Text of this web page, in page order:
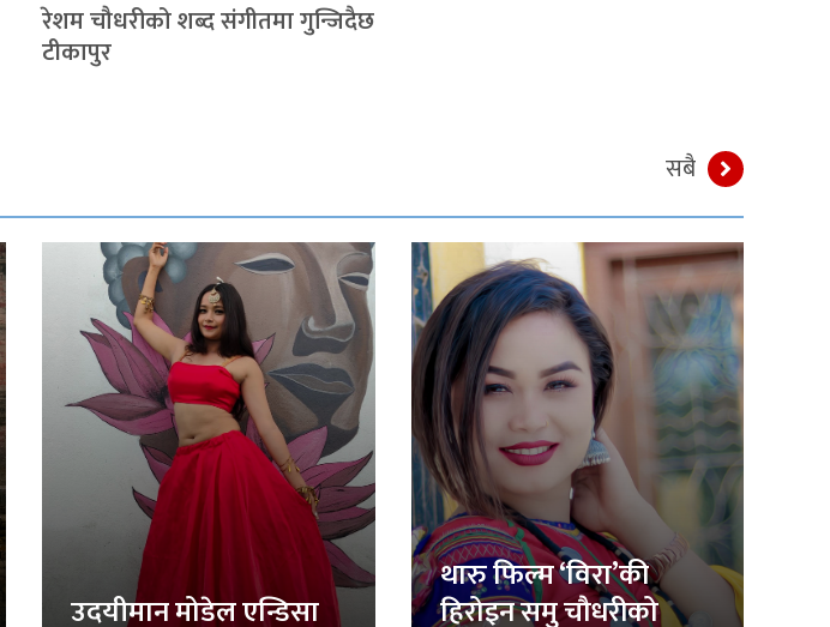
रेशम चौधरीको शब्द संगीतमा गुन्जिदैछ
टीकापुर
सबै
उदयीमान मोडेल एन्डिसा
थारु फिल्म ‘विरा’की
हिरोइन समु चौधरीको